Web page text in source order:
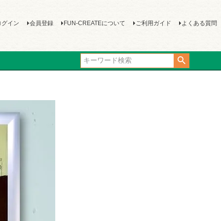
グイン 会員登録 FUN-CREATEについて ご利用ガイド よくある質問